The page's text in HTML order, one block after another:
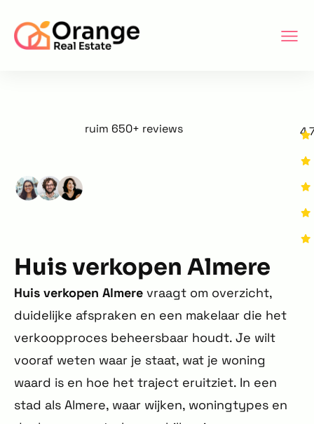
ruim 650+ reviews
Huis verkopen Almere
Huis verkopen Almere vraagt om overzicht,
duidelijke afspraken en een makelaar die het
verkoopproces beheersbaar houdt. Je wilt
vooraf weten waar je staat, wat je woning
waard is en hoe het traject eruitziet. In een
stad als Almere, waar wijken, woningtypes en